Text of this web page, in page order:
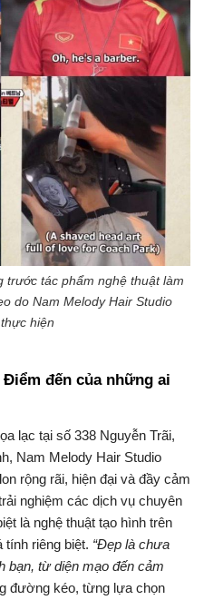
trước tác phẩm nghệ thuật làm
do Nam Melody Hair Studio
hiện
đến của những ai
lạc tại số 338 Nguyễn Trãi,
Nam Melody Hair Studio
rộng rãi, hiện đại và đầy cảm
nghiệm các dịch vụ chuyên
là nghệ thuật tạo hình trên
tính riêng biệt. “Đẹp là chưa
bạn, từ diện mạo đến cảm
đường kéo, từng lựa chọn